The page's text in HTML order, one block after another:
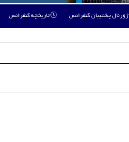
ژورنال پشتیبان کنفرانس تاریخچه کنفرانس